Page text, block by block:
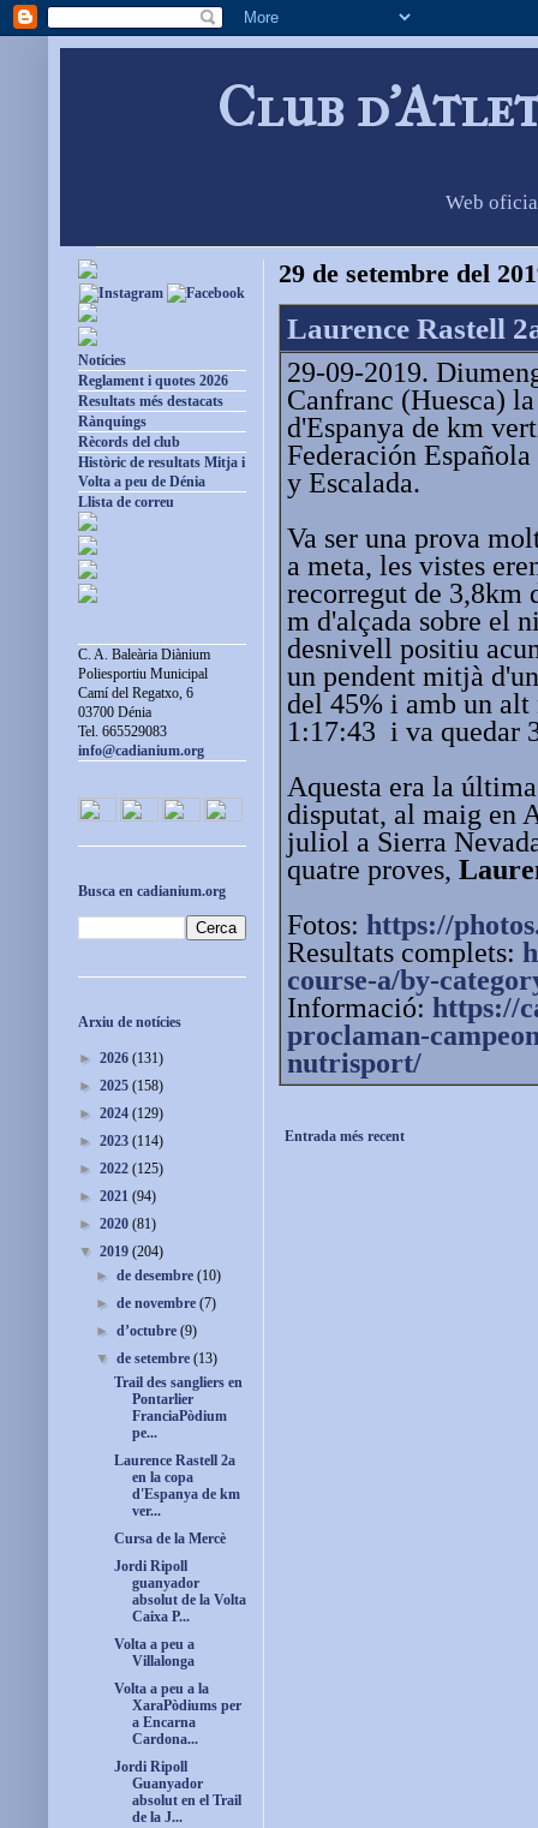
Club
Web
29 de setembre del
Laurence Rastell
29-09-2019.
Canfranc (Huesca)
d'Espanya de km
Federación
y Escalada.
Va ser una prova
a meta, les vistes
recorregut de 3,8km
m d'alçada sobre el
desnivell positiu
un pendent mitjà
del 45% i amb un
1:17:43 i va quedar
Aquesta era la
disputat, al maig en
juliol a Sierra
quatre proves,
Fotos: https://
Resultats complets:
course-a/by-
Informació: https://
proclaman-
nutrisport/
Entrada més recent
Notícies
Reglament i quotes 2026
Resultats més destacats
Rànquings
Rècords del club
Històric de resultats Mitja i
Volta a peu de Dénia
Llista de correu
C. A. Baleària Diànium
Poliesportiu Municipal
Camí del Regatxo, 6
03700 Dénia
Tel. 665529083
info@cadianium.org
Busca en cadianium.org
Arxiu de notícies
► 2026 (131)
► 2025 (158)
► 2024 (129)
► 2023 (114)
► 2022 (125)
► 2021 (94)
► 2020 (81)
▼ 2019 (204)
►de desembre(10)
►de novembre(7)
►d’octubre(9)
▼de setembre(13)
Trail des sangliers en
Pontarlier
FranciaPòdium
pe...
Laurence Rastell 2a
en la copa
d'Espanya de km
ver...
Cursa de la Mercè
Jordi Ripoll
guanyador
absolut de la Volta
Caixa P...
Volta a peu a
Villalonga
Volta a peu a la
XaraPòdiums per
a Encarna
Cardona...
Jordi Ripoll
Guanyador
absolut en el Trail
de la J...